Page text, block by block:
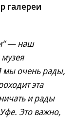
галереи
— наш
мы очень рады,
эта
и рады
Это важно,